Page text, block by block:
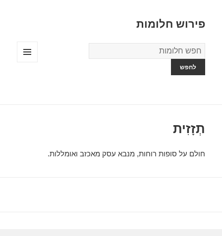
פירוש חלומות
מילון
החלומות
תְזָזִית
חולם על סופות רוחות, מנבא עסק מאכזב ואומללות.